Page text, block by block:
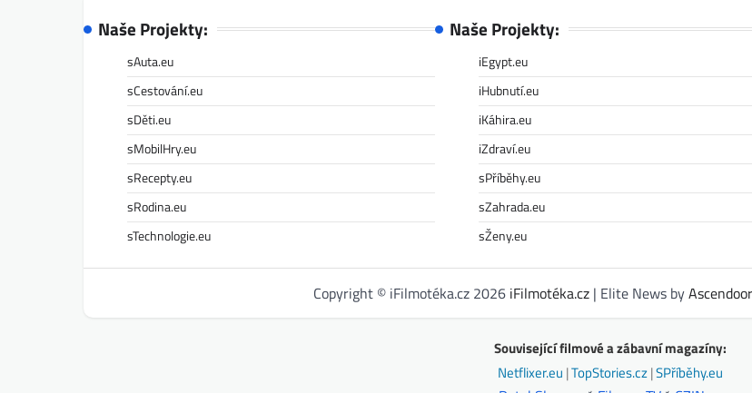
Naše Projekty:
sAuta.eu
sCestování.eu
sDěti.eu
sMobilHry.eu
sRecepty.eu
sRodina.eu
sTechnologie.eu
Naše Projekty:
iEgypt.eu
iHubnutí.eu
iKáhira.eu
iZdraví.eu
sPříběhy.eu
sZahrada.eu
sŽeny.eu
Copyright © iFilmotéka.cz 2026 iFilmotéka.cz| Elite News byAscendoor
Související filmové a zábavní magazíny:
Netflixer.eu |TopStories.cz|SPříběhy.eu